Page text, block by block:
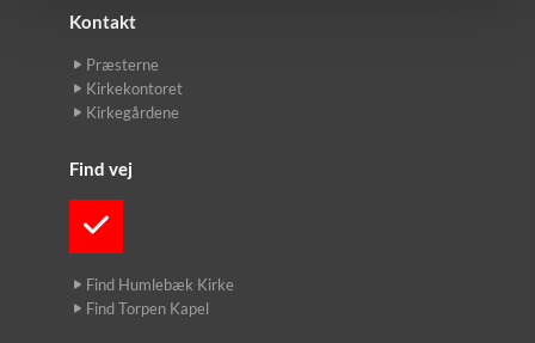
Kontakt
Præsterne
Kirkekontoret
Kirkegårdene
Find vej
Find Humlebæk Kirke
Find Torpen Kapel